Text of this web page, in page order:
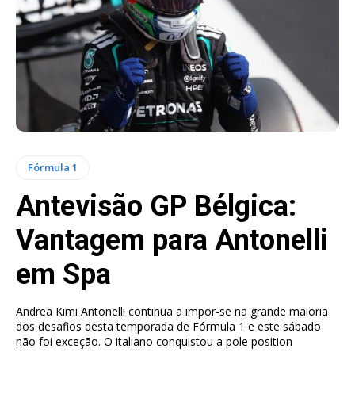
Fórmula 1
Antevisão GP Bélgica:
Vantagem para Antonelli
em Spa
Andrea Kimi Antonelli continua a impor-se na grande maioria
dos desafios desta temporada de Fórmula 1 e este sábado
não foi exceção. O italiano conquistou a pole position